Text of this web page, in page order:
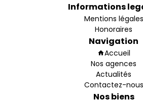
Informations
Mentions légales
Honoraires
Navigation
Accueil
Nos agences
Actualités
Contactez-nous
Nos biens